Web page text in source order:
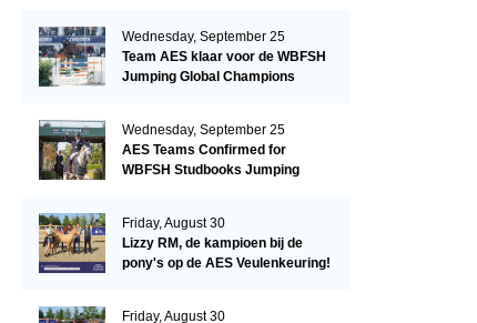
Wednesday, September 25
Team AES klaar voor de WBFSH
Jumping Global Champions
Wednesday, September 25
AES Teams Confirmed for
WBFSH Studbooks Jumping
Friday, August 30
Lizzy RM, de kampioen bij de
pony's op de AES Veulenkeuring!
Friday, August 30